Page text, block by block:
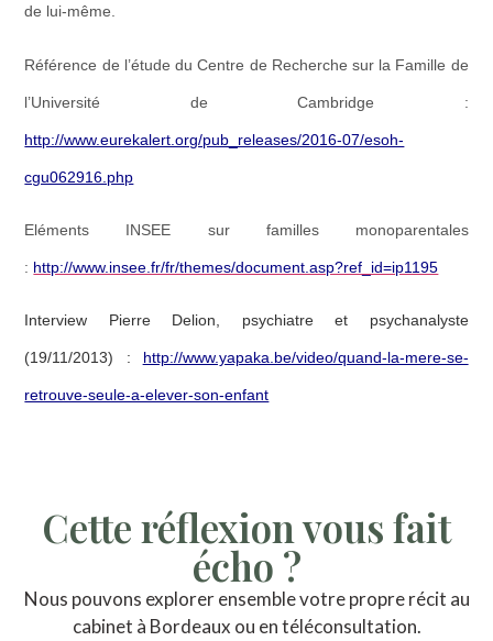
de lui-même.
Référence de l’étude du Centre de Recherche sur la Famille de
l’Université de Cambridge :
http://www.eurekalert.org/pub_releases/2016-07/esoh-
cgu062916.php
Eléments INSEE sur familles monoparentales
: http://www.insee.fr/fr/themes/document.asp?ref_id=ip1195
Interview Pierre Delion, psychiatre et psychanalyste
(19/11/2013) : http://www.yapaka.be/video/quand-la-mere-se-
retrouve-seule-a-elever-son-enfant
Cette réflexion vous fait
écho ?
Nous pouvons explorer ensemble votre propre récit au
cabinet à Bordeaux ou en téléconsultation.